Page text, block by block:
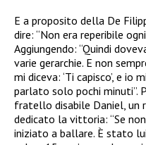
E a proposito della De
dire: “Non era reperibile
Aggiungendo: “Quindi
varie gerarchie. E non
mi diceva: ‘Ti capisco’, e
parlato solo pochi minuti”.
fratello disabile Daniel, un
dedicato la vittoria: “Se
iniziato a ballare. È stato